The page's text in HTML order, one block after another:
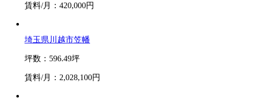
賃料/月：420,000円
埼玉県川越市笠幡
坪数：596.49坪
賃料/月：2,028,100円